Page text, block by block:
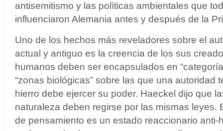
antisemitismo y las políticas ambientales que
influenciaron Alemania antes y después de la
Uno de los hechos más reveladores sobre el
actual y antiguo es la creencia de los sus
humanos deben ser encapsulados en
“zonas biológicas” sobre las que una autoridad
hierro debe ejercer su poder. Haeckel dijo que
naturaleza deben regirse por las mismas leyes.
de pensamiento es un estado reaccionario anti-